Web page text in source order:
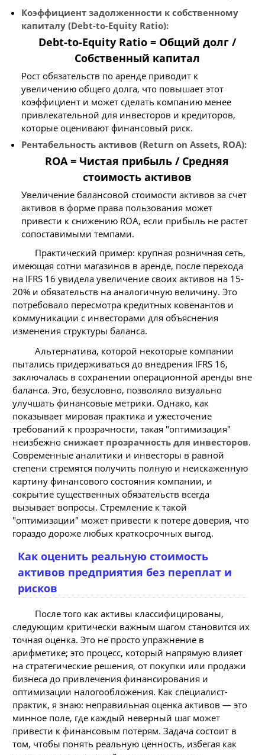
Коэффициент задолженности к собственному
капиталу (Debt-to-Equity Ratio):
Debt-to-Equity Ratio = Общий долг /
Собственный капитал
Рост обязательств по аренде приводит к
увеличению общего долга, что повышает этот
коэффициент и может сделать компанию менее
привлекательной для инвесторов и кредиторов,
которые оценивают финансовый риск.
Рентабельность активов (Return on Assets, ROA):
ROA = Чистая прибыль / Средняя
стоимость активов
Увеличение балансовой стоимости активов за счет
активов в форме права пользования может
привести к снижению ROA, если прибыль не растет
сопоставимыми темпами.
Практический пример: крупная розничная сеть,
имеющая сотни магазинов в аренде, после перехода
на IFRS 16 увидела увеличение своих активов на 15-
20% и обязательств на аналогичную величину. Это
потребовало пересмотра кредитных ковенантов и
коммуникации с инвесторами для объяснения
изменения структуры баланса.
Альтернатива, которой некоторые компании
пытались придерживаться до внедрения IFRS 16,
заключалась в сохранении операционной аренды вне
баланса. Это, безусловно, позволяло визуально
улучшать финансовые метрики. Однако, как
показывает мировая практика и ужесточение
требований к прозрачности, такая "оптимизация"
неизбежно снижает прозрачность для инвесторов.
Современные аналитики и инвесторы в равной
степени стремятся получить полную и неискаженную
картину финансового состояния компании, и
сокрытие существенных обязательств всегда
вызывает вопросы. Стремление к такой
"оптимизации" может привести к потере доверия, что
гораздо дороже любых краткосрочных выгод.
Как оценить реальную стоимость
активов предприятия без переплат и
рисков
После того как активы классифицированы,
следующим критически важным шагом становится их
точная оценка. Это не просто упражнение в
арифметике; это процесс, который напрямую влияет
на стратегические решения, от покупки или продажи
бизнеса до привлечения финансирования и
оптимизации налогообложения. Как специалист-
практик, я знаю: неправильная оценка активов — это
минное поле, где каждый неверный шаг может
привести к финансовым потерям. Задача состоит в
том, чтобы понять реальную ценность, избегая как